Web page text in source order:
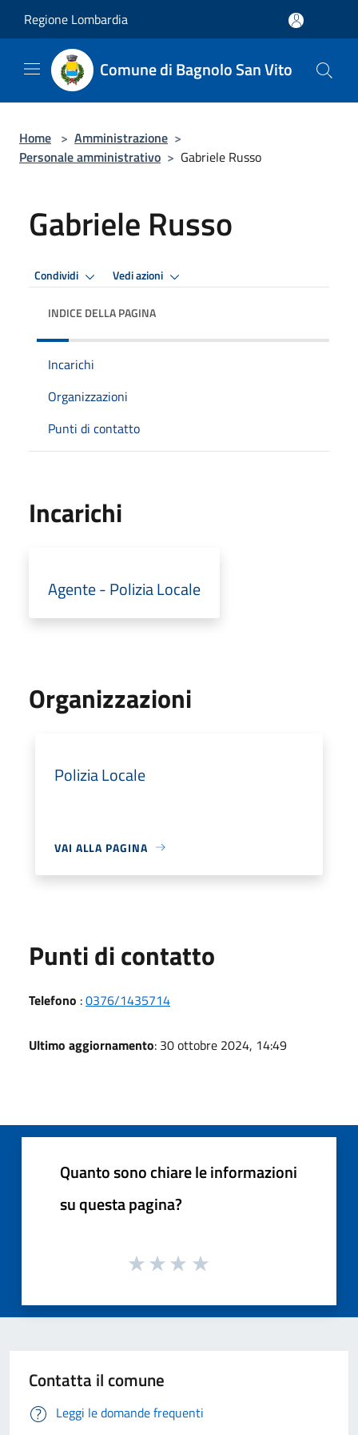
Regione Lombardia
Comune di Bagnolo San Vito
Home > Amministrazione >
Personale amministrativo > Gabriele Russo
Gabriele Russo
Condividi Vedi azioni
INDICE DELLA PAGINA
Incarichi
Organizzazioni
Punti di contatto
Incarichi
Agente - Polizia Locale
Organizzazioni
Polizia Locale
VAI ALLA PAGINA
Punti di contatto
Telefono :0376/1435714
Ultimo aggiornamento: 30 ottobre 2024, 14:49
Quanto sono chiare le informazioni
su questa pagina?
Contatta il comune
Leggi le domande frequenti